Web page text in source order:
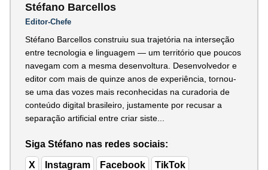
Stéfano Barcellos
Editor-Chefe
Stéfano Barcellos construiu sua trajetória na interseção
entre tecnologia e linguagem — um território que poucos
navegam com a mesma desenvoltura. Desenvolvedor e
editor com mais de quinze anos de experiência, tornou-
se uma das vozes mais reconhecidas na curadoria de
conteúdo digital brasileiro, justamente por recusar a
separação artificial entre criar siste...
Siga Stéfano nas redes sociais:
X Instagram Facebook TikTok